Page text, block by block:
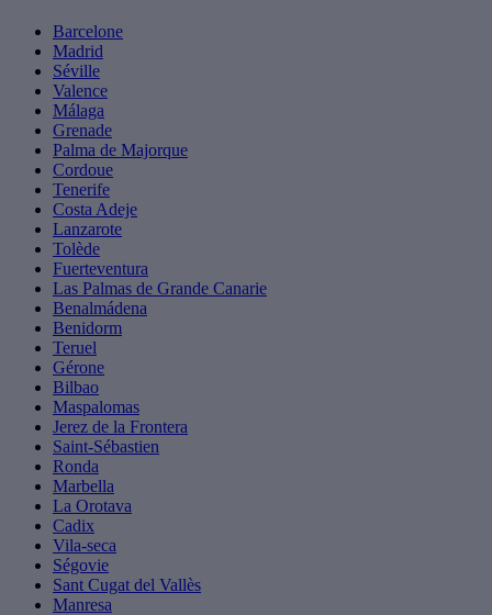
Barcelone
Madrid
Séville
Valence
Málaga
Grenade
Palma de Majorque
Cordoue
Tenerife
Costa Adeje
Lanzarote
Tolède
Fuerteventura
Las Palmas de Grande Canarie
Benalmádena
Benidorm
Teruel
Gérone
Bilbao
Maspalomas
Jerez de la Frontera
Saint-Sébastien
Ronda
Marbella
La Orotava
Cadix
Vila-seca
Ségovie
Sant Cugat del Vallès
Manresa